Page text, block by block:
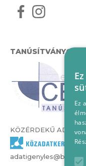
TANÚSÍTVÁNYOK
KÖZÉRDEKŰ
adatigenyles@bvcs.hu
Ez